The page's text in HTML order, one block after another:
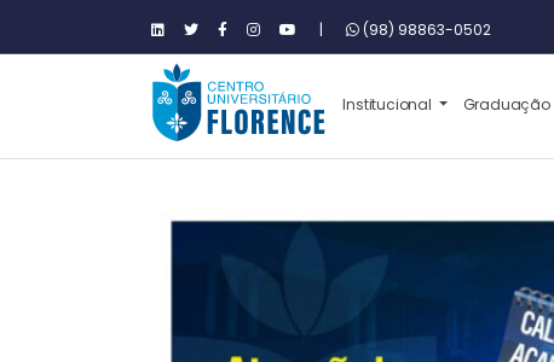
| (98) 98863-0502
Institucional Graduação